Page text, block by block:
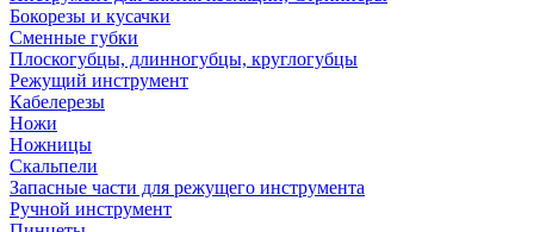
Бокорезы и кусачки
Сменные губки
Плоскогубцы, длинногубцы, круглогубцы
Режущий инструмент
Кабелерезы
Ножи
Ножницы
Скальпели
Запасные части для режущего инструмента
Ручной инструмент